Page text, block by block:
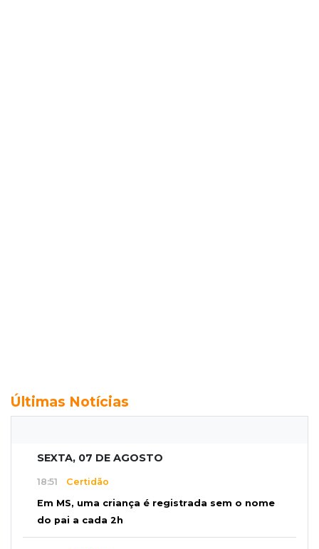
Últimas Notícias
SEXTA, 07 DE AGOSTO
18:51 Certidão
Em MS, uma criança é registrada sem o nome
do pai a cada 2h